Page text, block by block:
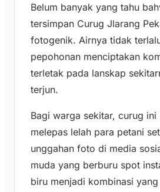
Belum banyak yang tahu
tersimpan Curug Jlarang
fotogenik. Airnya tidak
pepohonan menciptakan
terletak pada lanskap
terjun.
Bagi warga sekitar, curug
melepas lelah para petani
unggahan foto di media
muda yang berburu spot
biru menjadi kombinasi